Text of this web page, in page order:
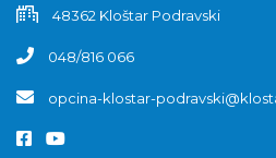
48362 Kloštar Podravski
048/816 066
opcina-klostar-